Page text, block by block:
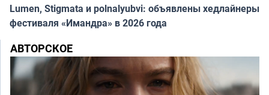
Lumen, Stigmata и polnalyubvi: объявлены хедлайнеры
фестиваля «Имандра» в 2026 года
АВТОРСКОЕ